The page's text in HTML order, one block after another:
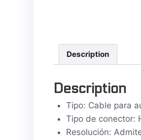
Description
Description
Tipo: Cable para
Tipo de conector:
Resolución: